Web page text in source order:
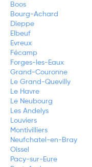
Boos
Bourg-Achard
Dieppe
Elbeuf
Evreux
Fécamp
Forges-les-Eaux
Grand-Couronne
Le Grand-Quevilly
Le Havre
Le Neubourg
Les Andelys
Louviers
Montivilliers
Neufchatel-en-Bray
Oissel
Pacy-sur-Eure